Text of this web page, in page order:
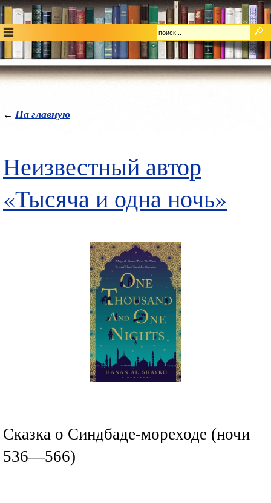
← На главную
Неизвестный автор
«Тысяча и одна ночь»
Сказка о Синдбаде-мореходе (ночи
536—566)